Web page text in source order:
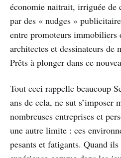
économie naitrait, irriguée de
par des « nudges »
entre promoteurs immobiliers
architectes et dessinateurs de
Prêts à plonger dans ce
Tout ceci rappelle beaucoup
ans de cela, ne sut s’imposer
nombreuses entreprises et
une autre limite : ces
pesants et fatigants. Quand